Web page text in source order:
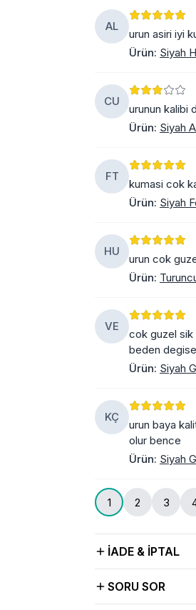
AL
urun asiri iyi
Ürün: Siyah
CU
urunun kalibi
Ürün: Siyah
FT
kumasi cok
Ürün: Siyah
HU
urun cok
Ürün:
VE
cok guzel sik
beden
Ürün: Siyah
KÇ
urun baya
olur bence
Ürün: Siyah
1 2 3
İADE & İPTAL
SORU SOR